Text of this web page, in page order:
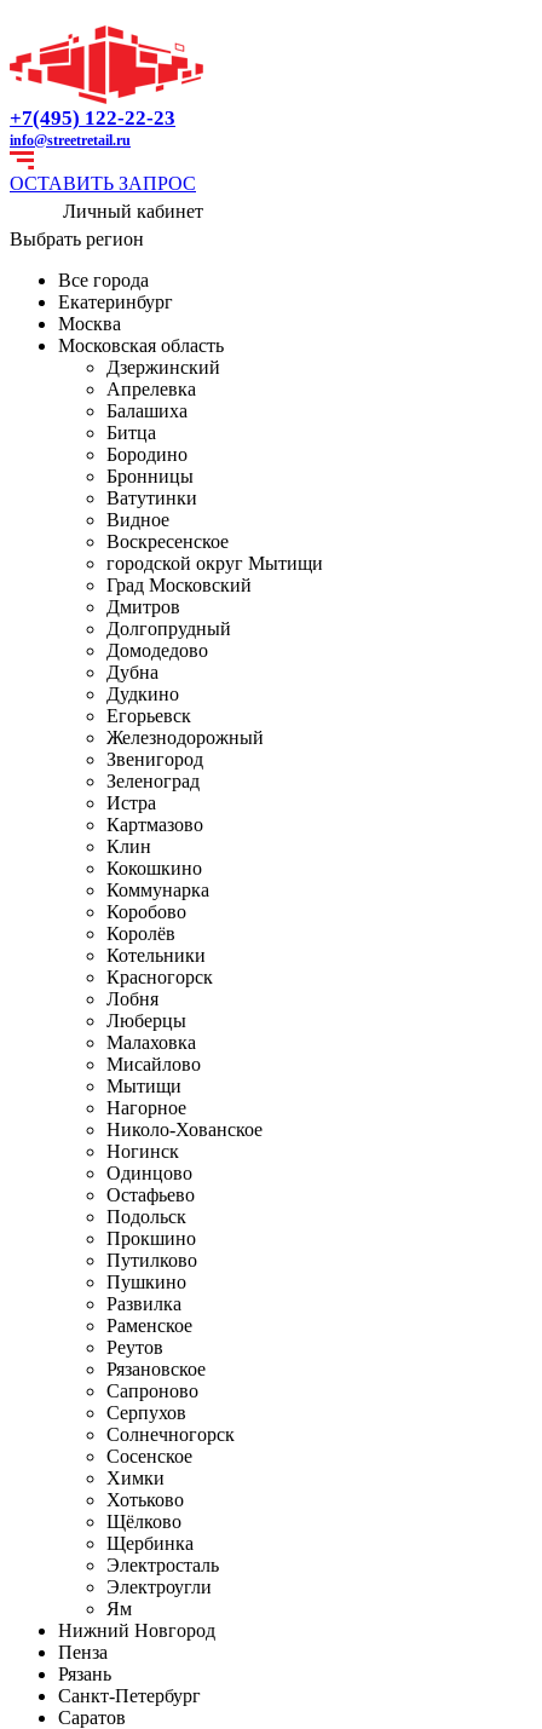
+7(495) 122-22-23
info@streetretail.ru
ОСТАВИТЬ ЗАПРОС
Личный кабинет
Выбрать регион
Все города
Екатеринбург
Москва
Московская область
Дзержинский
Апрелевка
Балашиха
Битца
Бородино
Бронницы
Ватутинки
Видное
Воскресенское
городской округ Мытищи
Град Московский
Дмитров
Долгопрудный
Домодедово
Дубна
Дудкино
Егорьевск
Железнодорожный
Звенигород
Зеленоград
Истра
Картмазово
Клин
Кокошкино
Коммунарка
Коробово
Королёв
Котельники
Красногорск
Лобня
Люберцы
Малаховка
Мисайлово
Мытищи
Нагорное
Николо-Хованское
Ногинск
Одинцово
Остафьево
Подольск
Прокшино
Путилково
Пушкино
Развилка
Раменское
Реутов
Рязановское
Сапроново
Серпухов
Солнечногорск
Сосенское
Химки
Хотьково
Щёлково
Щербинка
Электросталь
Электроугли
Ям
Нижний Новгород
Пенза
Рязань
Санкт-Петербург
Саратов